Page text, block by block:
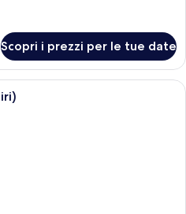
Scopri i prezzi per le tue date
Una moderna camera d'albergo con